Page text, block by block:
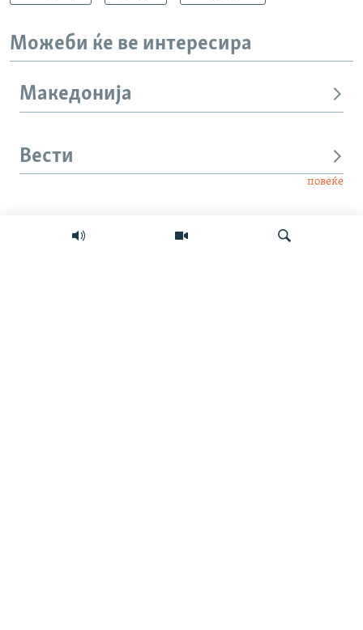
Можеби ќе ве интересира
Македонија
Вести
повеќе
Интервју